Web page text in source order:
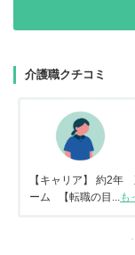
介護職クチコミ
【キャリア】 約2
ーム 【転職の目...
も